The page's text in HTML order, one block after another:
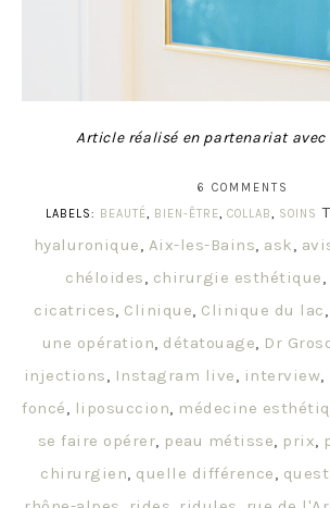
Article réalisé en partenariat avec
6 COMMENTS
LABELS:
BEAUTÉ, BIEN-ÊTRE,COLLAB, SOINS
hyaluronique, Aix-les-Bains, ask,
chéloides, chirurgie esthétique,
cicatrices, Clinique, Clinique du lac,
une opération, détatouage, Dr
injections, Instagram live, interview,
foncé, liposuccion, médecine
se faire opérer, peau métisse, prix,
chirurgien, quelle différence,